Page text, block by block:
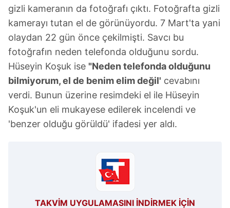
gizli kameranın da fotoğrafı çıktı. Fotoğrafta gizli
kamerayı tutan el de görünüyordu. 7 Mart'ta yani
olaydan 22 gün önce çekilmişti. Savcı bu
fotoğrafın neden telefonda olduğunu sordu.
Hüseyin Koşuk ise "Neden telefonda olduğunu
bilmiyorum, el de benim elim değil' cevabını
verdi. Bunun üzerine resimdeki el ile Hüseyin
Koşuk'un eli mukayese edilerek incelendi ve
'benzer olduğu görüldü' ifadesi yer aldı.
TAKVİM UYGULAMASINI İNDİRMEK İÇİN